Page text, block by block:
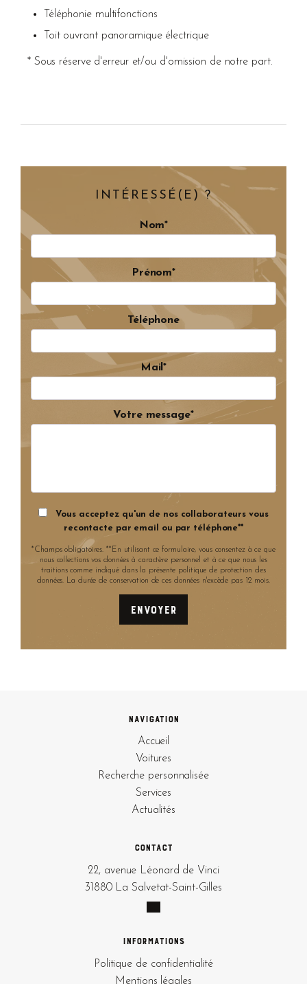
Téléphonie multifonctions
Toit ouvrant panoramique électrique
* Sous réserve d'erreur et/ou d'omission de notre part.
INTÉRESSÉ(E) ?
Nom*
Prénom*
Téléphone
Mail*
Votre message*
Vous acceptez qu'un de nos collaborateurs vous
recontacte par email ou par téléphone**
*Champs obligatoires. **En utilisant ce formulaire, vous consentez à ce que
nous collections vos données à caractère personnel et à ce que nous les
traitions comme indiqué dans la présente politique de protection des
données. La durée de conservation de ces données n'excède pas 12 mois.
Navigation
Accueil
Voitures
Recherche personnalisée
Services
Actualités
Contact
22, avenue Léonard de Vinci
31880 La Salvetat-Saint-Gilles
Informations
Politique de confidentialité
Mentions légales